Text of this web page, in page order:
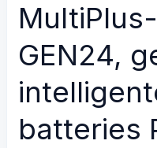
PowerCube
X1
avec
et
GEN24,
batteries